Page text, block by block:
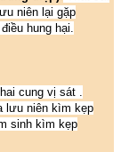
niên lại gặp
hung hại.
cung vị sát .
lưu niên kìm kẹp
sinh kìm kẹp